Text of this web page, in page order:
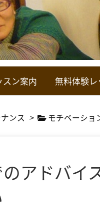
スン案内 無料体験
ンス > モチベーショ
アドバイ